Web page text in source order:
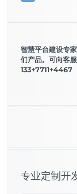
智慧平台建设专
们产品。可向客
133+7711+4467
专业定制开